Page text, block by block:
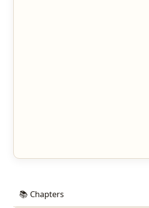
📚 Chapters